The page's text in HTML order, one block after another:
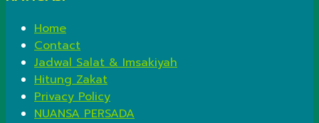
Home
Contact
Jadwal Salat & Imsakiyah
Hitung Zakat
Privacy Policy
NUANSA PERSADA